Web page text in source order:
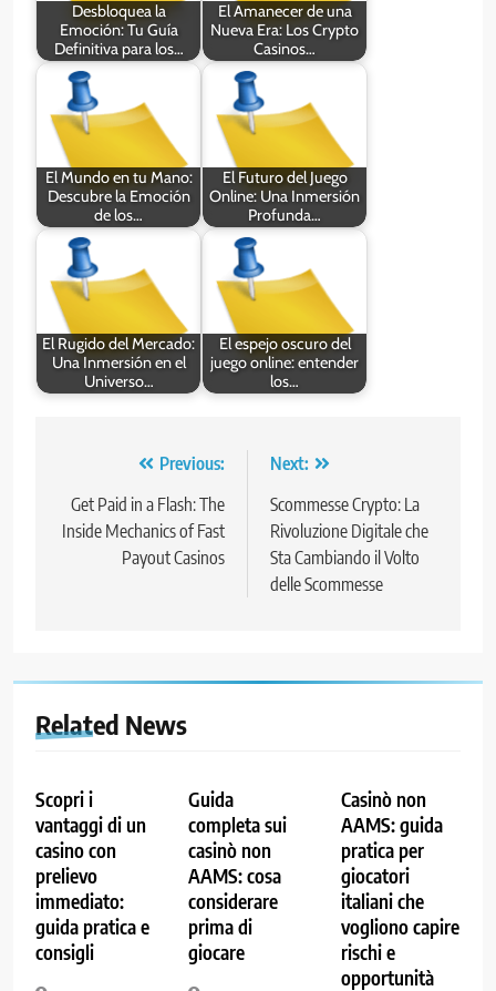
Desbloquea la
Emoción: Tu Guía
Definitiva para los…
El Amanecer de una
Nueva Era: Los Crypto
Casinos…
El Mundo en tu Mano:
Descubre la Emoción
de los…
El Futuro del Juego
Online: Una Inmersión
Profunda…
El Rugido del Mercado:
Una Inmersión en el
Universo…
El espejo oscuro del
juego online: entender
los…
navigation
Previous:
Get Paid in a Flash: The
Inside Mechanics of Fast
Payout Casinos
Next:
Scommesse Crypto: La
Rivoluzione Digitale che
Sta Cambiando il Volto
delle Scommesse
Related News
Scopri i
vantaggi di un
casino con
prelievo
immediato:
guida pratica e
consigli
Guida
completa sui
casinò non
AAMS: cosa
considerare
prima di
giocare
Casinò non
AAMS: guida
pratica per
giocatori
italiani che
vogliono capire
rischi e
opportunità